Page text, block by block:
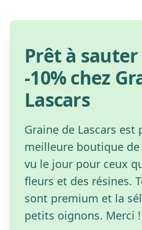
Prêt à sauter
-10% chez
Lascars
Graine de Lascars est
meilleure boutique de
vu le jour pour ceux
fleurs et des résines.
sont premium et la
petits oignons. Merci !